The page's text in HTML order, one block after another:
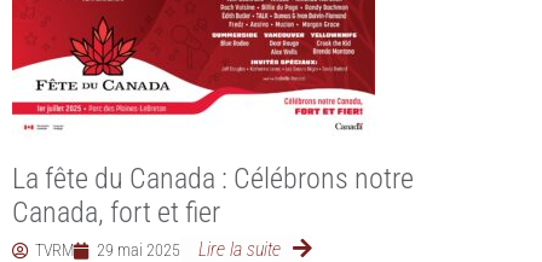
La fête du Canada : Célébrons notre
Canada, fort et fier
TVRM 29 mai 2025 Lire la suite